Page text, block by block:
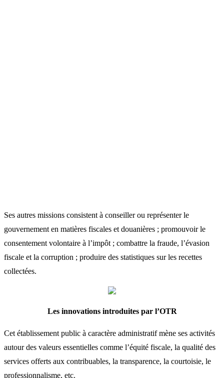
Ses autres missions consistent à conseiller ou représenter le
gouvernement en matières fiscales et douanières ; promouvoir le
consentement volontaire à l’impôt ; combattre la fraude, l’évasion
fiscale et la corruption ; produire des statistiques sur les recettes
collectées.
Les innovations introduites par l’OTR
Cet établissement public à caractère administratif mène ses activités
autour des valeurs essentielles comme l’équité fiscale, la qualité des
services offerts aux contribuables, la transparence, la courtoisie, le
professionnalisme, etc.